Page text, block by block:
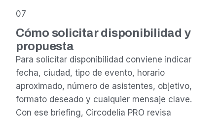
07
Cómo solicitar disponibilidad y
propuesta
Para solicitar disponibilidad conviene indicar
fecha, ciudad, tipo de evento, horario
aproximado, número de asistentes, objetivo,
formato deseado y cualquier mensaje clave.
Con ese briefing, Circodelia PRO revisa